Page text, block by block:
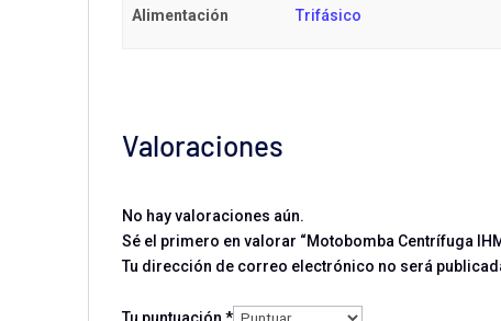
Alimentación Trifásico
Valoraciones
No hay valoraciones aún.
Sé el primero en valorar “Motobomba Centrífuga
Tu dirección de correo electrónico no será